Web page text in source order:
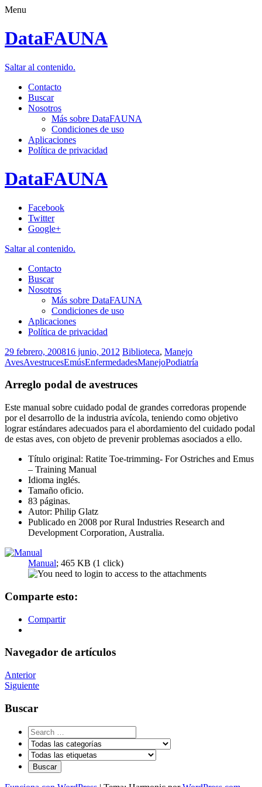
Menu
DataFAUNA
Saltar al contenido.
Contacto
Buscar
Nosotros
Más sobre DataFAUNA
Condiciones de uso
Aplicaciones
Política de privacidad
DataFAUNA
Facebook
Twitter
Google+
Saltar al contenido.
Contacto
Buscar
Nosotros
Más sobre DataFAUNA
Condiciones de uso
Aplicaciones
Política de privacidad
29 febrero, 200816 junio, 2012 Biblioteca, Manejo
AvesAvestrucesEmúsEnfermedadesManejoPodiatría
Arreglo podal de avestruces
Este manual sobre cuidado podal de grandes corredoras propende
por el desarrollo de la industria avícola, teniendo como objetivo
lograr estándares adecuados para el abordamiento del cuidado podal
de estas aves, con objeto de prevenir problemas asociados a ello.
Título original: Ratite Toe-trimming- For Ostriches and Emus
– Training Manual
Idioma inglés.
Tamaño oficio.
83 páginas.
Autor: Philip Glatz
Publicado en 2008 por Rural Industries Research and
Development Corporation, Australia.
Manual; 465 KB (1 click)
Comparte esto:
Compartir
Navegador de artículos
Anterior
Siguiente
Buscar